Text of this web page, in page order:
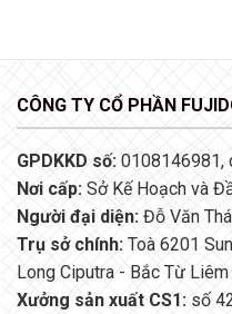
CÔNG TY CỔ PHẦN
GPDKKD số: 0108146981,
Nơi cấp: Sở Kế Hoạch và
Người đại diện: Đỗ Văn
Trụ sở chính: Toà 6201
Long Ciputra - Bắc Từ
Xưởng sản xuất CS1: số